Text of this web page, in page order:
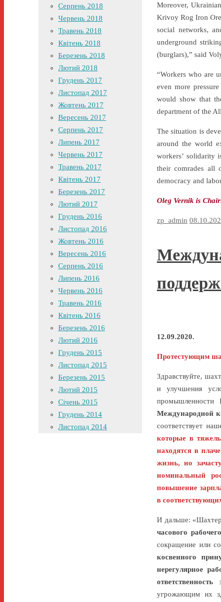
Moreover,
Krivoy Rog Iron
social networks,
underground
(burglars),” said
“Workers who are
even more
would show that
department of the
The situation is
around the world
workers’ solidarity
their comrades all
democracy and
Oleg Vernik is
zp_admin
12.09.2020.
Протестующим
Здравствуйте,
и улучшения
Международной
соответствует
которые в
находятся в
жизнь, но
номинальный
повышение
в
И дальше:
часового
сокращение или
косвенного
нерегулярное
угрожающим их
Серпень 2018
Червень 2018
Травень 2018
Квітень 2018
Березень 2018
Лютий 2018
Грудень 2017
Листопад 2017
Жовтень 2017
Вересень 2017
Серпень 2017
Липень 2017
Червень 2017
Травень 2017
Квітень 2017
Березень 2017
Лютий 2017
Грудень 2016
Листопад 2016
Жовтень 2016
Вересень 2016
Серпень 2016
Липень 2016
Червень 2016
Травень 2016
Квітень 2016
Березень 2016
Лютий 2016
Грудень 2015
Листопад 2015
Березень 2015
Лютий 2015
Січень 2015
Грудень 2014
Листопад 2014